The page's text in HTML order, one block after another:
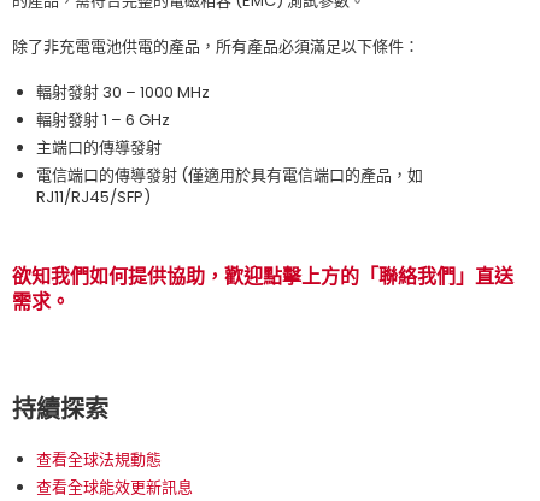
除了非充電電池供電的產品，所有產品必須滿足以下條件：
輻射發射 30 – 1000 MHz
輻射發射 1 – 6 GHz
主端口的傳導發射
電信端口的傳導發射 (僅適用於具有電信端口的產品，如
RJ11/RJ45/SFP)
欲知我們如何提供協助，歡迎點擊上方的「聯絡我們」直送
需求。
持續探索
查看全球法規動態
查看全球能效更新訊息